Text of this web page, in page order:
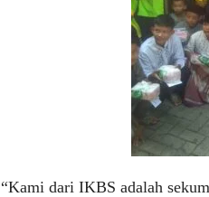
“Kami dari IKBS adalah